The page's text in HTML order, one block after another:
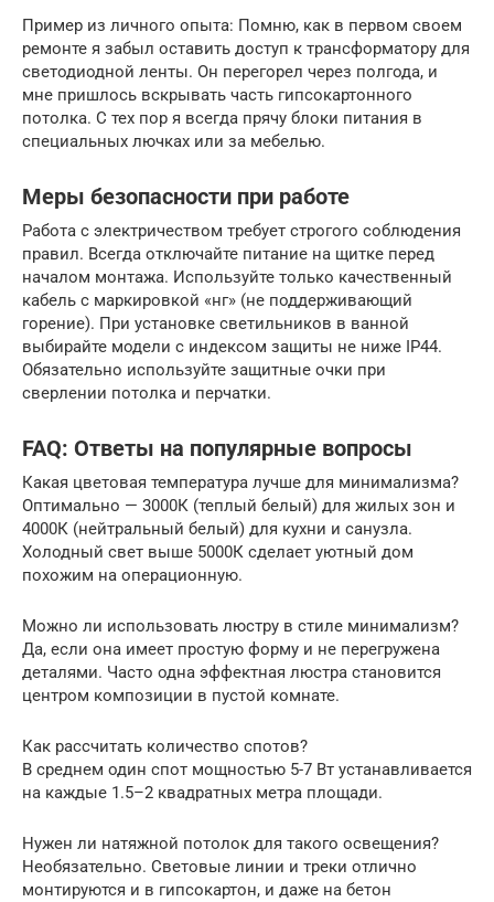
Пример из личного опыта: Помню, как в первом своем
ремонте я забыл оставить доступ к трансформатору для
светодиодной ленты. Он перегорел через полгода, и
мне пришлось вскрывать часть гипсокартонного
потолка. С тех пор я всегда прячу блоки питания в
специальных лючках или за мебелью.
Меры безопасности при работе
Работа с электричеством требует строгого соблюдения
правил. Всегда отключайте питание на щитке перед
началом монтажа. Используйте только качественный
кабель с маркировкой «нг» (не поддерживающий
горение). При установке светильников в ванной
выбирайте модели с индексом защиты не ниже IP44.
Обязательно используйте защитные очки при
сверлении потолка и перчатки.
FAQ: Ответы на популярные вопросы
Какая цветовая температура лучше для минимализма?
Оптимально — 3000К (теплый белый) для жилых зон и
4000К (нейтральный белый) для кухни и санузла.
Холодный свет выше 5000К сделает уютный дом
похожим на операционную.
Можно ли использовать люстру в стиле минимализм?
Да, если она имеет простую форму и не перегружена
деталями. Часто одна эффектная люстра становится
центром композиции в пустой комнате.
Как рассчитать количество спотов?
В среднем один спот мощностью 5-7 Вт устанавливается
на каждые 1.5–2 квадратных метра площади.
Нужен ли натяжной потолок для такого освещения?
Необязательно. Световые линии и треки отлично
монтируются и в гипсокартон, и даже на бетон